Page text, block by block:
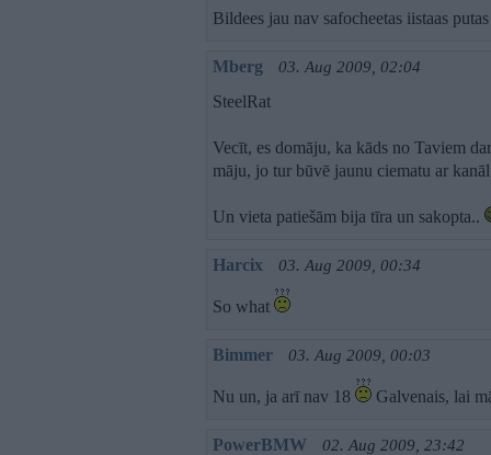
Bildees jau nav safocheetas iistaas
Mberg 03. Aug 2009, 02:04
SteelRat
Vecīt, es domāju, ka kāds no Taviem
māju, jo tur būvē jaunu ciematu ar
Un vieta patiešām bija tīra un sakopta..
Harcix 03. Aug 2009, 00:34
So what
Bimmer 03. Aug 2009, 00:03
Nu un, ja arī nav 18 Galvenais, lai
PowerBMW 02. Aug 2009, 23:42